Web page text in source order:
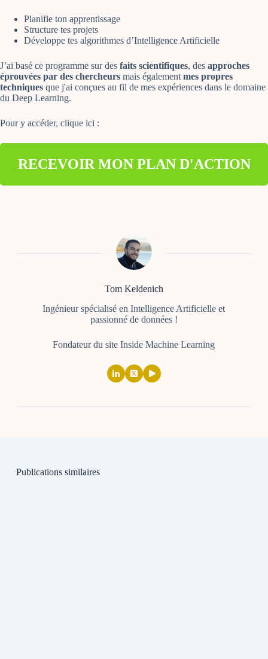
Planifie ton apprentissage
Structure tes projets
Développe tes algorithmes d’Intelligence Artificielle
J’ai basé ce programme sur des faits scientifiques, des approches
éprouvées par des chercheurs mais également mes propres
techniques que j'ai conçues au fil de mes expériences dans le domaine
du Deep Learning.
Pour y accéder, clique ici :
RECEVOIR MON PLAN D'ACTION
Tom Keldenich
Ingénieur spécialisé en Intelligence Artificielle et
passionné de données !
Fondateur du site Inside Machine Learning
Publications similaires